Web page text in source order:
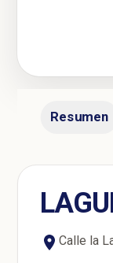
Resumen
Calle la